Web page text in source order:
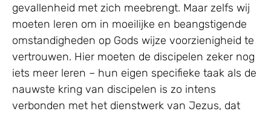
gevallenheid met zich meebrengt. Maar zelfs wij
moeten leren om in moeilijke en beangstigende
omstandigheden op Gods wijze voorzienigheid te
vertrouwen. Hier moeten de discipelen zeker nog
iets meer leren – hun eigen specifieke taak als de
nauwste kring van discipelen is zo intens
verbonden met het dienstwerk van Jezus, dat